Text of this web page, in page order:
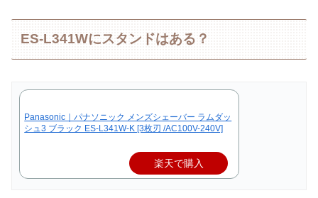
ES-L341Wにスタンドはある？
Panasonic｜パナソニック メンズシェーバー ラムダッ
シュ3 ブラック ES-L341W-K [3枚刃 /AC100V-240V]
楽天で購入